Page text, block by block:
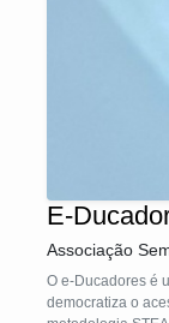
E-
Associação
O e-Ducadores é
democratiza o